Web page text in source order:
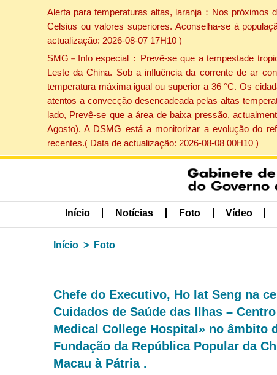
Alerta para temperaturas altas, laranja：Nos próximos
Celsius ou valores superiores. Aconselha-se à
actualização: 2026-08-07 17H10 )
SMG－Info especial：Prevê-se que a tempestade
Leste da China. Sob a influência da corrente de ar
temperatura máxima igual ou superior a 36 °C. Os
atentos a convecção desencadeada pelas altas
lado, Prevê-se que a área de baixa pressão,
Agosto). A DSMG está a monitorizar a evolução do
recentes.( Data de actualização: 2026-08-08 00H10 )
Início Notícias Foto Vídeo
Início Foto
Chefe do Executivo, Ho Iat Seng na
Cuidados de Saúde das Ilhas –
Medical College Hospital» no âmbito
Fundação da República Popular da
Macau à Pátria .